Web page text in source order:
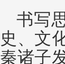
书写
史、文
秦诸子